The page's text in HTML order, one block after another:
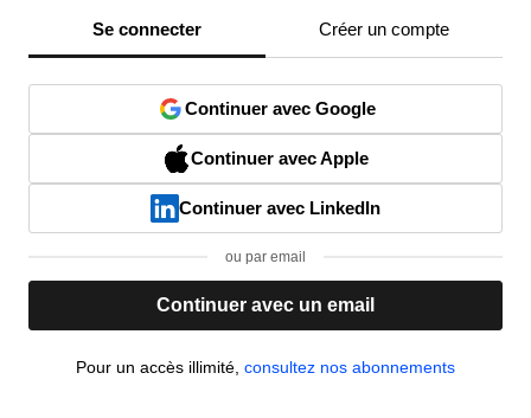
Se connecter Créer un compte
Continuer avec Google
Continuer avec Apple
Continuer avec LinkedIn
ou par email
Continuer avec un email
Pour un accès illimité, consultez nos abonnements